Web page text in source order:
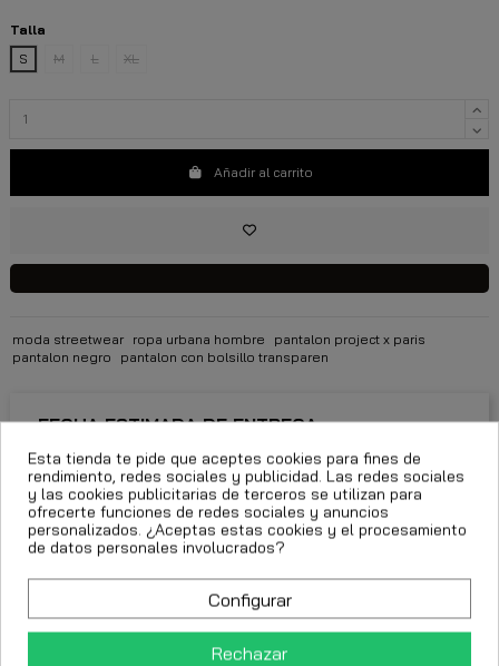
Talla
S
M L XL
Añadir al carrito
moda streetwear ropa urbana hombre
pantalon project x paris
pantalon negro
pantalon con bolsillo transparen
FECHA ESTIMADA DE ENTREGA:
CttExpress 24/48h -Miércoles 12 Agosto, 2026
Descripción
Detalles del producto
Esta tienda te pide que aceptes cookies para fines de
rendimiento, redes sociales y publicidad. Las redes sociales
y las cookies publicitarias de terceros se utilizan para
ofrecerte funciones de redes sociales y anuncios
personalizados. ¿Aceptas estas cookies y el procesamiento
de datos personales involucrados?
Configurar
Rechazar